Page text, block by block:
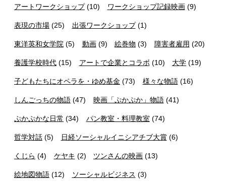
アートワークショップ(10) ワークショップ記録映画(9)
表現の市場 (25) 出張ワークショップ(1)
東洋英和女学院 (5) 動画(9) 絵巻物 (3) 障害者雇用 (20)
養護学校時代 (15) アートで企業とコラボ (10) 大学 (19)
子どもたちにオペラを・ゆめ基金 (73) 様々な物語(16)
しんごっちの物語 (47) 映画「ぷかぷか」物語(41)
ぷかぷかな日常 (34) パン教室・料理教室 (74)
哲学対話 (5) 日経ソーシャルイニシアチブ大賞(6)
くじら (4) ケヤキ (2) ツンさんの映画 (13)
絵地図物語 (12) ソーシャルビジネス (3)